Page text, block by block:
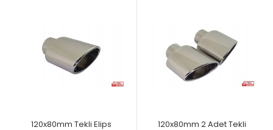
120x80mm Tekli Elips
120x80mm 2 Adet Tekli